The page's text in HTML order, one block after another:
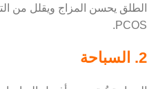
الطلق يحسن المزاج ويقلل من
PCOS.
2. السباحة